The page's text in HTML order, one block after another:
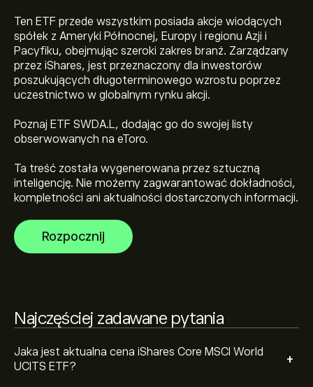
Ten ETF przede wszystkim posiada akcje wiodących
spółek z Ameryki Północnej, Europy i regionu Azji i
Pacyfiku, obejmując szeroki zakres branż. Zarządzany
przez iShares, jest przeznaczony dla inwestorów
poszukujących długoterminowego wzrostu poprzez
uczestnictwo w globalnym rynku akcji.
Poznaj ETF SWDA.L, dodając go do swojej listy
obserwowanych na eToro.
Ta treść została wygenerowana przez sztuczną
inteligencję. Nie możemy zagwarantować dokładności,
kompletności ani aktualności dostarczonych informacji.
Rozpocznij
Najczęściej zadawane pytania
Jaka jest aktualna cena iShares Core MSCI World
UCITS ETF?
+
Obecna cena SWDA.L wynosi 11,015.00‎p‎
Najwyższe w historii cena iShares Core MSCI World
UCITS ETF to 11,054.00‎p‎
Wybierz przedział czasowy „1D” lub „1T” na wykresie
ruchy cenowe iShares Core MSCI World UCITS ETF.
Cena iShares Core MSCI World UCITS ETF wahała się w
przedziale 2,042.48‎p‎ w ciągu ostatniego roku.
Aby kupić SWDA.L, odwiedź stronę „iShares Core MSCI
kupna SWDA.L po określonej cenie w przyszłości.